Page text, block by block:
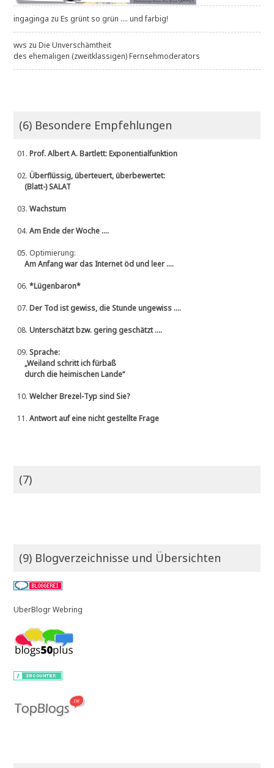
ingaginga zuEs grünt so grün .... und farbig!
wvs zuDie Unverschämtheit
des ehemaligen (zweitklassigen) Fernsehmoderators
(6) Besondere Empfehlungen
01.Prof. Albert A. Bartlett: Exponentialfunktion
02.Überflüssig, überteuert, überbewertet:
(Blatt-) SALAT
03.Wachstum
04.Am Ende der Woche ....
05. Optimierung:
Am Anfang war das Internet öd und leer ....
06.*Lügenbaron*
07.Der Tod ist gewiss, die Stunde ungewiss ....
08.Unterschätzt bzw. gering geschätzt ....
09.Sprache:
„Weiland schritt ich fürbaß
durch die heimischen Lande“
10.Welcher Brezel-Typ sind Sie?
11.Antwort auf eine nicht gestellte Frage
(7)
(9) Blogverzeichnisse und Übersichten
UberBlogr Webring